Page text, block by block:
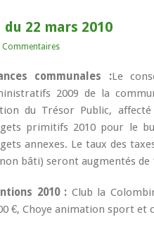
22 mars 2010
Commentaires
communales :Le
2009 de la
du Trésor Public,
primitifs 2010 pour le
annexes. Le taux des
bâti) seront augmentés de
2010 : Club la
€, Choye animation sport et